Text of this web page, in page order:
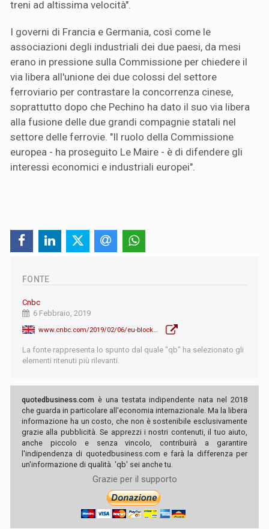
treni ad altissima velocità".
I governi di Francia e Germania, così come le
associazioni degli industriali dei due paesi, da mesi
erano in pressione sulla Commissione per chiedere il
via libera all'unione dei due colossi del settore
ferroviario per contrastare la concorrenza cinese,
soprattutto dopo che Pechino ha dato il suo via libera
alla fusione delle due grandi compagnie statali nel
settore delle ferrovie. "Il ruolo della Commissione
europea - ha proseguito Le Maire - è di difendere gli
interessi economici e industriali europei".
FONTE
Cnbc
6 Febbraio, 2019
La fonte rappresenta lo spunto dal quale "qb" ha selezionato gli
elementi ritenuti più rilevanti.
quotedbusiness.com è una testata indipendente nata nel 2018
che guarda in particolare all'economia internazionale. Ma la libera
informazione ha un costo, che non è sostenibile esclusivamente
grazie alla pubblicità. Se apprezzi i nostri contenuti, il tuo aiuto,
anche piccolo e senza vincolo, contribuirà a garantire
l'indipendenza di quotedbusiness.com e farà la differenza per
un'informazione di qualità. 'qb' sei anche tu.
Grazie per il supporto